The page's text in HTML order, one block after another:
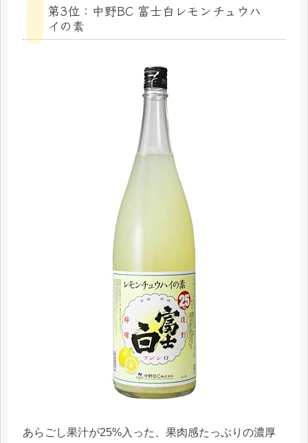
第3位：中野BC 富士白レモンチュウハ
イの素
あらごし果汁が25%入った、果肉感たっぷりの濃厚